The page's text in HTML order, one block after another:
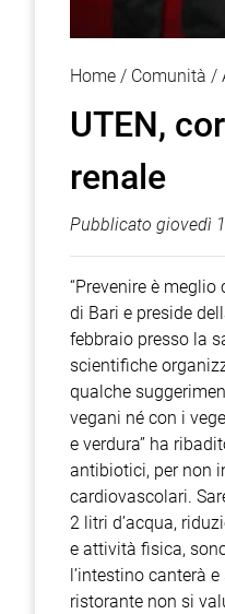
Home Comunità
UTEN,
renale
Pubblicato giovedì
“Prevenire è
di Bari e preside
febbraio presso la
scientifiche
qualche
vegani né con i
e verdura” ha
antibiotici, per non
cardiovascolari.
2 litri d’acqua,
e attività fisica,
l’intestino canterà
ristorante non si